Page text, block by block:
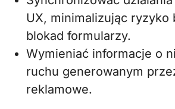
UX, minimalizując ryzyko
blokad formularzy.
Wymieniać informacje o
ruchu generowanym
reklamowe.